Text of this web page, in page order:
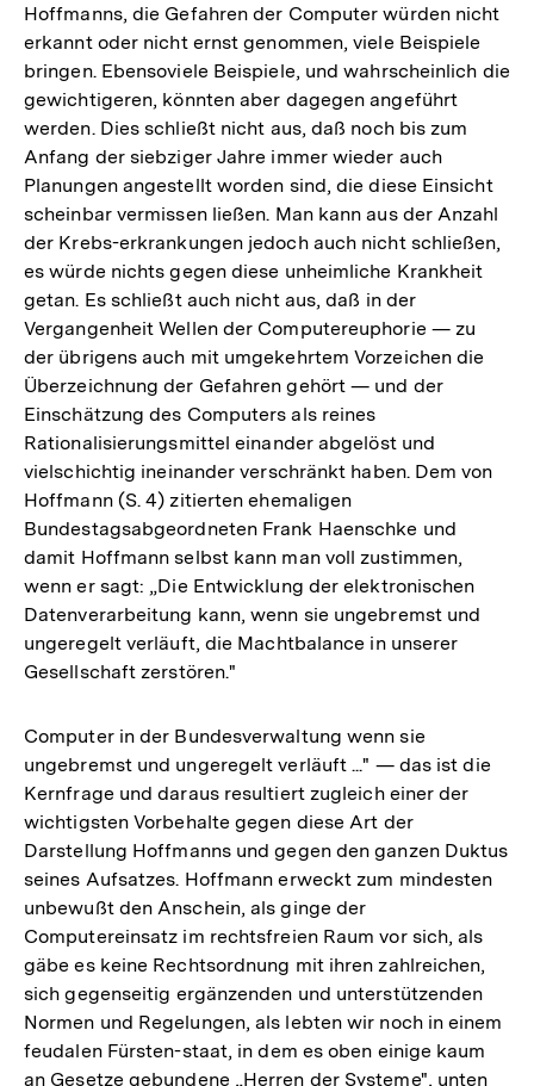
Hoffmanns, die Gefahren der Computer würden nicht
erkannt oder nicht ernst genommen, viele Beispiele
bringen. Ebensoviele Beispiele, und wahrscheinlich die
gewichtigeren, könnten aber dagegen angeführt
werden. Dies schließt nicht aus, daß noch bis zum
Anfang der siebziger Jahre immer wieder auch
Planungen angestellt worden sind, die diese Einsicht
scheinbar vermissen ließen. Man kann aus der Anzahl
der Krebs-erkrankungen jedoch auch nicht schließen,
es würde nichts gegen diese unheimliche Krankheit
getan. Es schließt auch nicht aus, daß in der
Vergangenheit Wellen der Computereuphorie — zu
der übrigens auch mit umgekehrtem Vorzeichen die
Überzeichnung der Gefahren gehört — und der
Einschätzung des Computers als reines
Rationalisierungsmittel einander abgelöst und
vielschichtig ineinander verschränkt haben. Dem von
Hoffmann (S. 4) zitierten ehemaligen
Bundestagsabgeordneten Frank Haenschke und
damit Hoffmann selbst kann man voll zustimmen,
wenn er sagt: „Die Entwicklung der elektronischen
Datenverarbeitung kann, wenn sie ungebremst und
ungeregelt verläuft, die Machtbalance in unserer
Gesellschaft zerstören."
Computer in der Bundesverwaltung wenn sie
ungebremst und ungeregelt verläuft ..." — das ist die
Kernfrage und daraus resultiert zugleich einer der
wichtigsten Vorbehalte gegen diese Art der
Darstellung Hoffmanns und gegen den ganzen Duktus
seines Aufsatzes. Hoffmann erweckt zum mindesten
unbewußt den Anschein, als ginge der
Computereinsatz im rechtsfreien Raum vor sich, als
gäbe es keine Rechtsordnung mit ihren zahlreichen,
sich gegenseitig ergänzenden und unterstützenden
Normen und Regelungen, als lebten wir noch in einem
feudalen Fürsten-staat, in dem es oben einige kaum
an Gesetze gebundene „Herren der Systeme", unten